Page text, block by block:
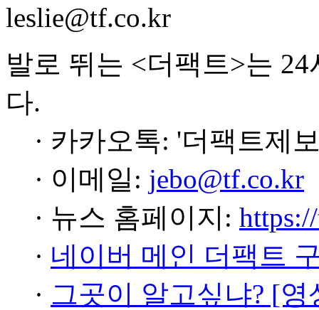
leslie@tf.co.kr
발로 뛰는 <더팩트>는
다.
· 카카오톡: '더팩트제
· 이메일: jebo@tf.co.kr
· 뉴스 홈페이지:
· 네이버 메인 더팩트
· 그곳이 알고싶냐? [